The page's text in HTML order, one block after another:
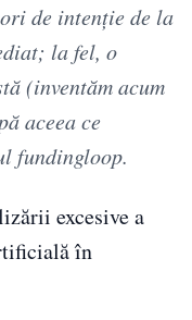
de intenție de la
la fel, o
(inventăm acum
aceea ce
fundingloop.
excesive a
în